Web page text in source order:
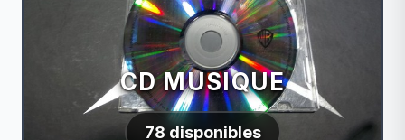
CD MUSIQUE
78 disponibles